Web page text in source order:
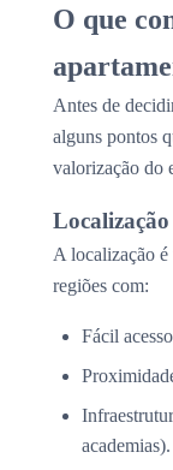
O que
Antes de
alguns pontos
valorização do
Localização
A localização é
regiões com:
Fácil
academias).